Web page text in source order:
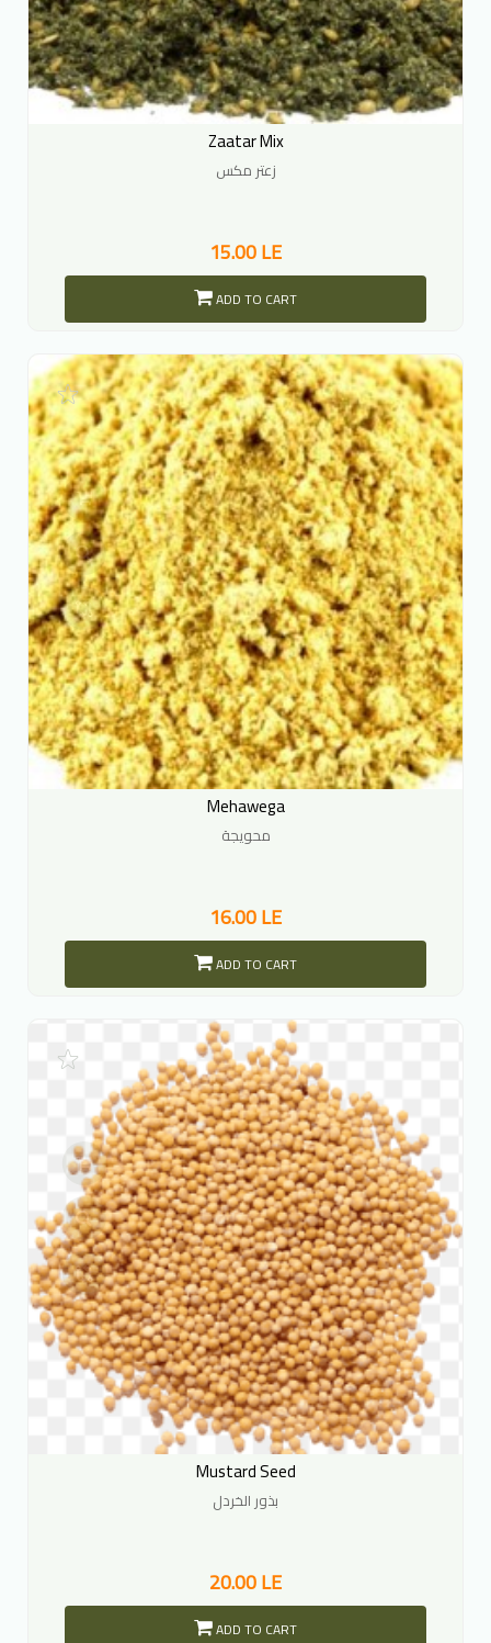
Zaatar Mix
زعتر مكس
15.00 LE
ADD TO CART
Mehawega
محويجة
16.00 LE
ADD TO CART
Mustard Seed
بذور الخردل
20.00 LE
ADD TO CART